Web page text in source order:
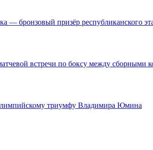
— бронзовый призёр республиканского
встречи по боксу между сборными
триумфу Владимира Юмина